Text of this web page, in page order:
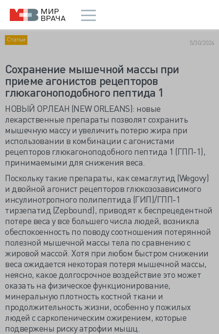
Статьи 5/30/2024
Сохранение мышечной массы при
приеме агонистов рецепторов
глюкагоноподобного пептида 1
НОВЫЙ ОРЛЕАН (NEW ORLEANS): новые
лекарственные препараты позволят сохранить
мышечную массу и увеличить потерю жира при
использовании в комбинации с агонистами
рецепторов глюкагоноподобного пептида 1 (ГПП-1),
принимаемыми для снижения веса.
Поскольку такие препараты, как семаглутид (Wegovy)
и двойной агонист рецепторов глюкозозависимого
инсулинотропного полипептида (ГИП)/ГПП-1
тирзепатид (Zepbound), приводят к беспрецедентной
потере веса у все большего числа людей, возникла
обеспокоенность по поводу соотношения потерянной
полезной мышечной массы тела по сравнению с
жировой массой. Хотя при любом быстром снижении
веса ожидается некоторая потеря мышечной массы,
неясно, какое долгосрочное воздействие это может
оказать на физическое функционирование,
минеральную плотность костной ткани и
продолжительность жизни, особенно у пожилых
людей с саркопеническим ожирением, которые
подвержены риску атрофии мышц.